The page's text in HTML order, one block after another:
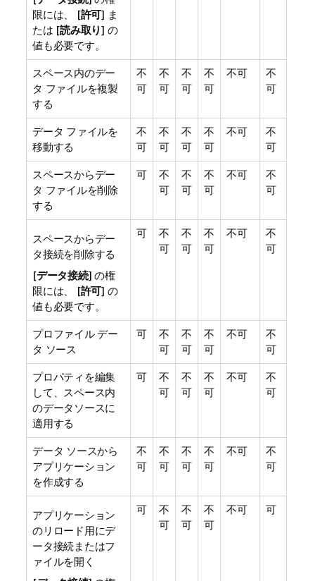
限には、 [許可] ま
たは [読み取り] の
値も必要です。
スペース内のデー
タ ファイルを複製
する
不
可
不
可
不
可
不
可
不可
不
可
データ ファイルを
移動する
不
可
不
可
不
可
不
可
不可
不
可
スペースからデー
タ ファイルを削除
する
可
不
可
不
可
不
可
不可
不
可
スペースからデー
タ接続を削除する
[データ接続] の権
限には、 [許可] の
値も必要です。
可
不
可
不
可
不
可
不可
不
可
プロファイル デー
タ ソース
可
不
可
不
可
不
可
不可
不
可
プロパティを編集
して、スペース内
のデータソースに
適用する
可
不
可
不
可
不
可
不可
不
可
データ ソースから
アプリケーション
を作成する
不
可
不
可
不
可
不
可
不可
不
可
アプリケーション
のリロード用にデ
ータ接続またはフ
ァイルを開く
可
不
可
不
可
不
可
不可 可